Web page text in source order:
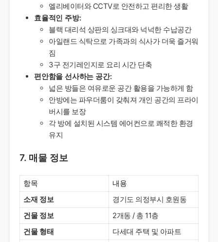
엘리베이터와 CCTV로 안전하고 편리한 생활
효율적인 주방:
블랙 대리석 상판의 싱크대와 넉넉한 수납공간
아일랜드 식탁으로 가족과의 식사가 더욱 즐거워
짐
3구 전기레인지로 요리 시간 단축
편안함을 선사하는 공간:
넓은 방들은 여유로운 공간 활용을 가능하게 함
안방에는 파우더룸이 갖춰져 개인 공간의 프라이
버시를 보장
각 방에 설치된 시스템 에어컨으로 쾌적한 환경
유지
7. 매물 정보
항목
내용
소재 정보
경기도 의정부시 호원동
건물 정보
2개동 / 총 11층
건물 형태
다세대 주택 및 아파트